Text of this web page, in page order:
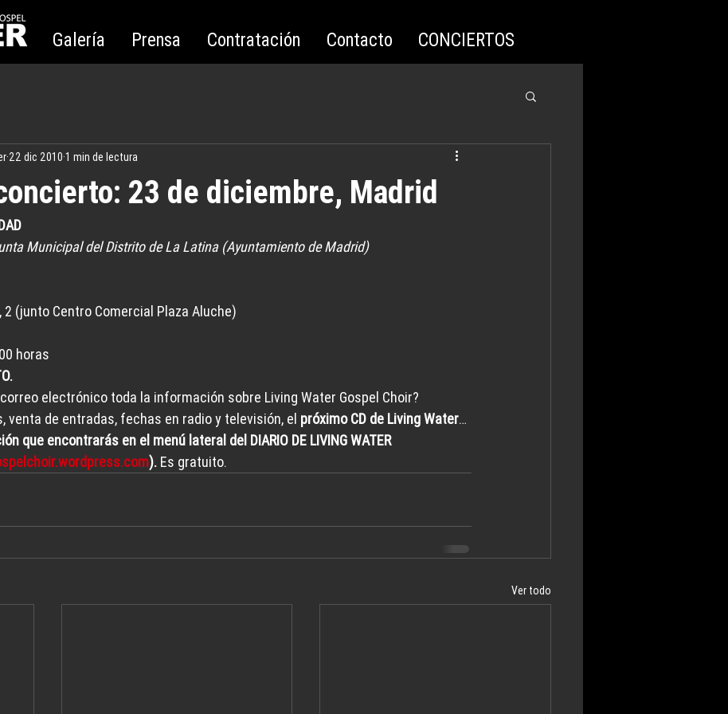
Galería Prensa Contratación Contacto CONCIERTOS
23 de diciembre, Madrid
22 dic 2010 1 min de lectura
Municipal del Distrito de La Latina (Ayuntamiento de Madrid)
2 (junto Centro Comercial Plaza Aluche)
horas
electrónico toda la información sobre Living Water Gospel Choir?
venta de entradas, fechas en radio y televisión, el próximo CD de Living Water…
que encontrarás en el menú lateral del DIARIO DE LIVING WATER
). Es gratuito.
Ver todo